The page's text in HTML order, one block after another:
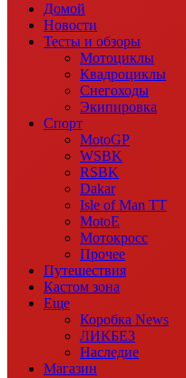
Домой
Новости
Тесты и обзоры
Мотоциклы
Квадроциклы
Снегоходы
Экипировка
Спорт
MotoGP
WSBK
RSBK
Dakar
Isle of Man TT
MotoE
Мотокросс
Прочее
Путешествия
Кастом зона
Еще
Коробка News
ЛИКБЕЗ
Наследие
Магазин